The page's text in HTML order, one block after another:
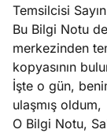
Temsilcisi
Bu Bilgi Notu
merkezinden
kopyasının
İşte o gün,
ulaşmış oldum,
O Bilgi Notu,